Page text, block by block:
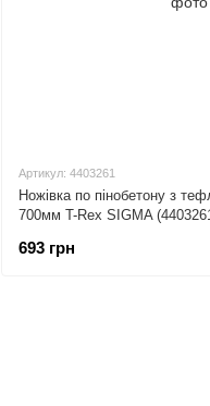
Артикул: 4403261
Ножівка по пінобетону з
700мм T-Rex SIGMA
693 грн